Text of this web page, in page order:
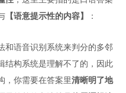
【语意提示性的内容】 ：
和语音识别系统来判分的多邻
结构系统是理解不了的，因此
，你需要在答案里清晰明了地